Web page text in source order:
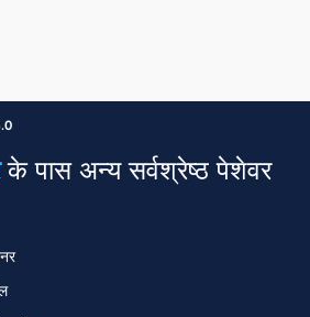
के पास अन्य सर्वश्रेष्ठ पेशेवर